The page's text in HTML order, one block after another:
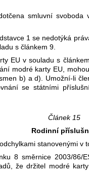
smluvní svoboda
1 se nedotýká
s článkem 9.
EU v souladu s
modré karty EU,
b) a d). Umožní-li
se státními
Článek 15
Rodinní
stanovenými v
8 směrnice 2003/86/
že držitel modré